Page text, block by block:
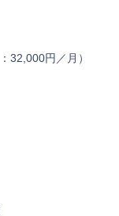
32,000円／月）